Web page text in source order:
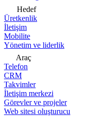
Hedef
Üretkenlik
İletişim
Mobilite
Yönetim ve liderlik
Araç
Telefon
CRM
Takvimler
İletişim merkezi
Görevler ve projeler
Web sitesi oluşturucu